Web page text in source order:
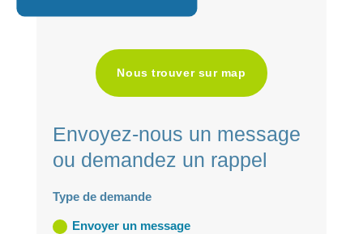
Nous trouver sur map
Envoyez-nous un message
ou demandez un rappel
Type de demande
Envoyer un message